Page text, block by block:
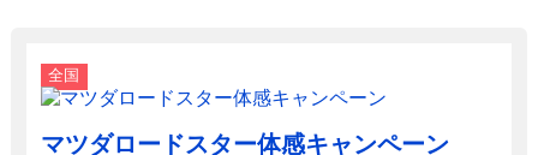
全国
マツダロードスター体感キャンペーン